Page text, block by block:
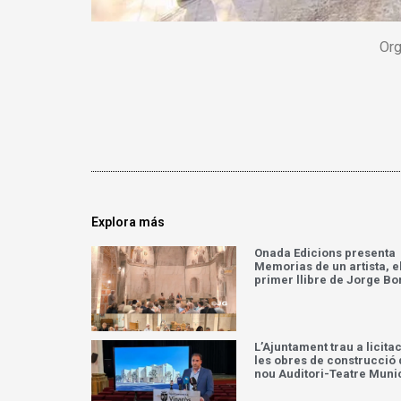
Explora más
Onada Edicions presenta
Memorias de un artista,
primer llibre de Jorge
L’Ajuntament trau a
les obres de construcció
nou Auditori-Teatre